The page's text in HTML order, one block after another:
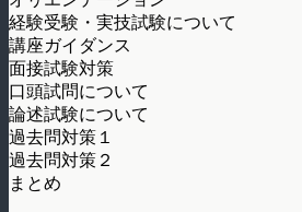
経験受験・実技試験について
講座ガイダンス
面接試験対策
口頭試問について
論述試験について
過去問対策１
過去問対策２
まとめ